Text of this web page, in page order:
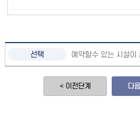
예약할수 있는 시설이
< 이전단계 다